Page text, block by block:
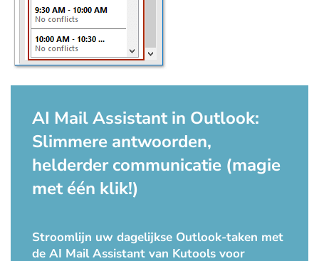
AI Mail Assistant in Outlook:
Slimmere antwoorden,
helderder communicatie (magie
met één klik!)
Stroomlijn uw dagelijkse Outlook-taken met
de AI Mail Assistant van Kutools voor